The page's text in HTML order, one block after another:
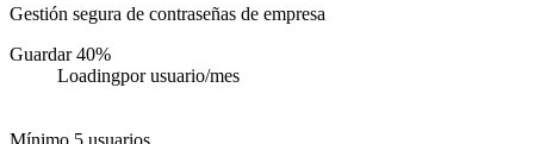
Gestión segura de contraseñas de empresa
Guardar 40%
Loadingpor usuario/mes
Mínimo 5 usuarios